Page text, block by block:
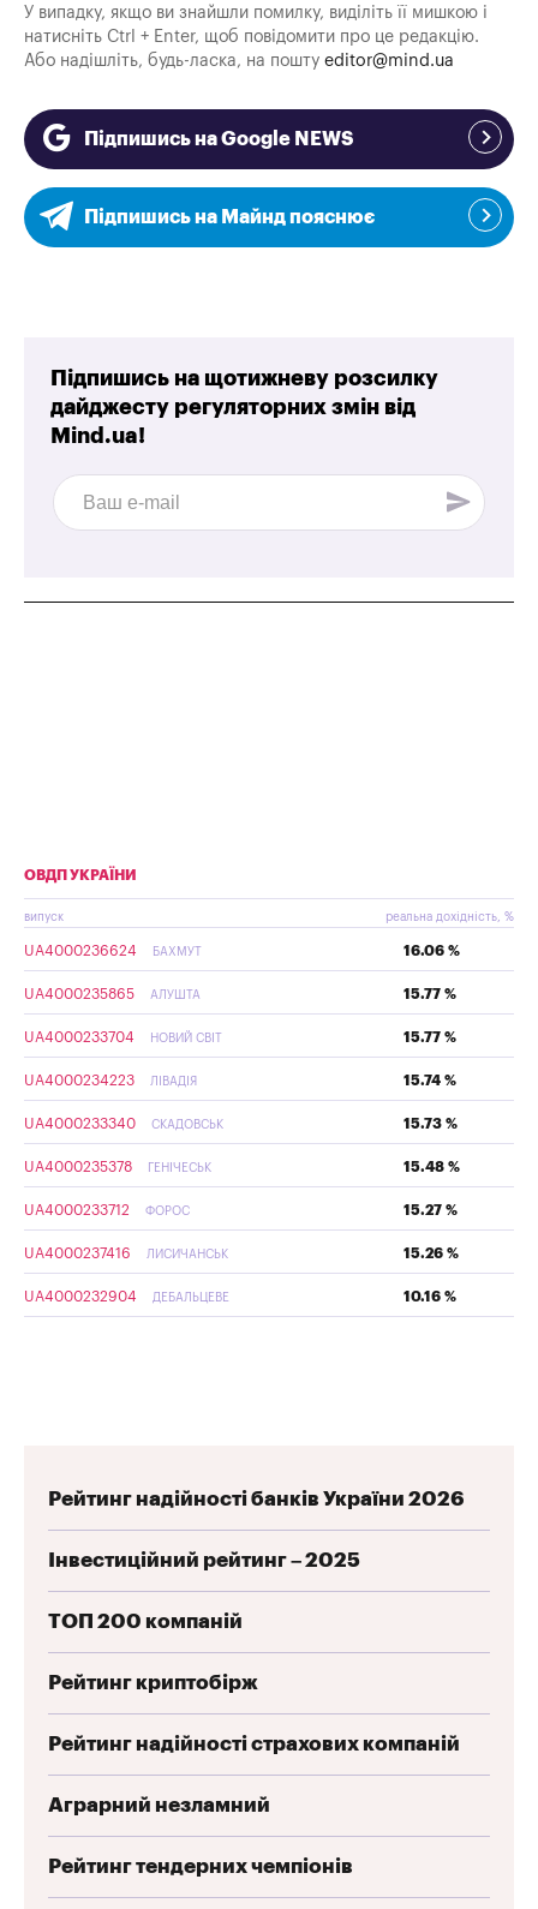
У випадку, якщо ви знайшли помилку, виділіть її мишкою і
натисніть Ctrl + Enter, щоб повідомити про це редакцію.
Або надішліть, будь-ласка, на пошту editor@mind.ua
Підпишись на Google NEWS
Підпишись на Майнд пояснює
Підпишись на щотижневу розсилку
дайджесту регуляторних змін від
Mind.ua!
ОВДП УКРАЇНИ
випуск реальна дохідність, %
UA4000236624 БАХМУТ 16.06 %
UA4000235865 АЛУШТА 15.77 %
UA4000233704 НОВИЙ СВІТ 15.77 %
UA4000234223 ЛІВАДІЯ 15.74 %
UA4000233340 СКАДОВСЬК 15.73 %
UA4000235378 ГЕНІЧЕСЬК 15.48 %
UA4000233712 ФОРОС 15.27 %
UA4000237416 ЛИСИЧАНСЬК 15.26 %
UA4000232904 ДЕБАЛЬЦЕВЕ 10.16 %
Рейтинг надійності банків України 2026
Інвестиційний рейтинг – 2025
ТОП 200 компаній
Рейтинг криптобірж
Рейтинг надійності страхових компаній
Аграрний незламний
Рейтинг тендерних чемпіонів